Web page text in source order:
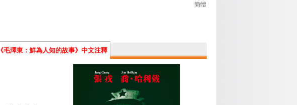
簡體
《毛澤東：鮮為人知的故事》中文注釋